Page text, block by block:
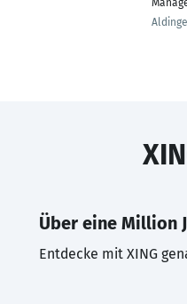
Über eine Million
Entdecke mit XING